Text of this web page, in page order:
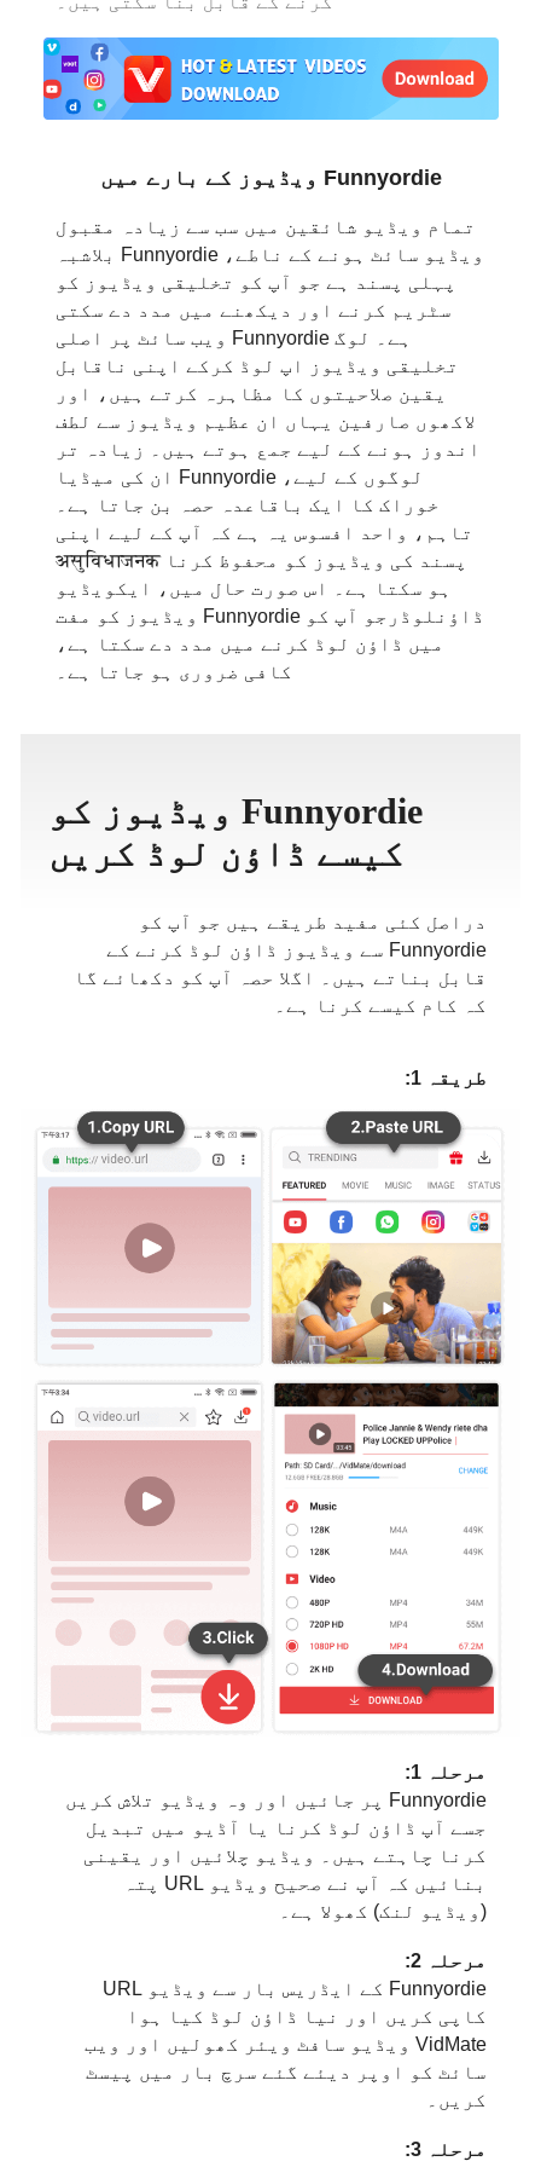
العربية
தமிழ்
اُردُو
हिंदी
Malaysia
Việt Nam
ภาษาไทย
Funnyordie ویڈیوز کے بارے میں
تمام ویڈیو شائقین میں سب سے زیادہ مقبول
ویڈیو سائٹ ہونے کے ناطے، Funnyordie بلاشبہ
پہلی پسند ہے جو آپ کو تخلیقی ویڈیوز کو
سٹریم کرنے اور دیکھنے میں مدد دے سکتی
ہے۔ لوگ Funnyordie ویب سائٹ پر اصلی
تخلیقی ویڈیوز اپ لوڈ کرکے اپنی ناقابل
یقین صلاحیتوں کا مظاہرہ کرتے ہیں، اور
لاکھوں صارفین یہاں ان عظیم ویڈیوز سے لطف
اندوز ہونے کے لیے جمع ہوتے ہیں۔ زیادہ تر
لوگوں کے لیے، Funnyordie ان کی میڈیا
خوراک کا ایک باقاعدہ حصہ بن جاتا ہے۔
تاہم، واحد افسوس یہ ہے کہ آپ کے لیے اپنی
پسند کی ویڈیوز کو محفوظ کرنا असुविधाजनक
ہو سکتا ہے۔ اس صورت حال میں، ایکویڈیو
ڈاؤنلوڈرجو آپ کو Funnyordie ویڈیوز کو مفت
میں ڈاؤن لوڈ کرنے میں مدد دے سکتا ہے،
کافی ضروری ہو جاتا ہے۔
Funnyordie ویڈیوز کو
کیسے ڈاؤن لوڈ کریں
دراصل کئی مفید طریقے ہیں جو آپ کو
Funnyordie سے ویڈیوز ڈاؤن لوڈ کرنے کے
قابل بناتے ہیں۔ اگلا حصہ آپ کو دکھائے گا
کہ کام کیسے کرنا ہے۔
طریقہ 1:
مرحلہ 1:
Funnyordie پر جائیں اور وہ ویڈیو تلاش کریں
جسے آپ ڈاؤن لوڈ کرنا یا آڈیو میں تبدیل
کرنا چاہتے ہیں۔ ویڈیو چلائیں اور یقینی
بنائیں کہ آپ نے صحیح ویڈیو URL پتہ
(ویڈیو لنک) کھولا ہے۔
مرحلہ 2:
Funnyordie کے ایڈریس بار سے ویڈیو URL
کاپی کریں اور نیا ڈاؤن لوڈ کیا ہوا
VidMate ویڈیو سافٹ ویئر کھولیں اور ویب
سائٹ کو اوپر دیئے گئے سرچ بار میں پیسٹ
کریں۔
مرحلہ 3: